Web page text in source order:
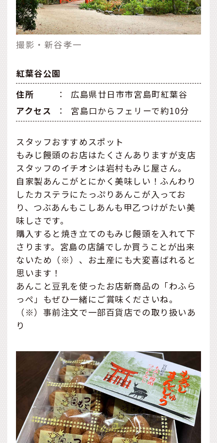
撮影・新谷孝一
紅葉谷公園
住所
：
広島県廿日市市宮島町紅葉谷
アクセス
： 宮島口からフェリーで約10分
スタッフおすすめスポット
もみじ饅頭のお店はたくさんありますが支店
スタッフのイチオシは岩村もみじ屋さん。
自家製あんこがとにかく美味しい！ふんわり
したカステラにたっぷりあんこが入ってお
り、つぶあんもこしあんも甲乙つけがたい美
味しさです。
購入すると焼き立てのもみじ饅頭を入れて下
さります。宮島の店舗でしか買うことが出来
ないため（※）、お土産にも大変喜ばれると
思います！
あんこと豆乳を使ったお店新商品の「わふら
っぺ」もぜひ一緒にご賞味くださいね。
（※）事前注文で一部百貨店での取り扱いあ
り